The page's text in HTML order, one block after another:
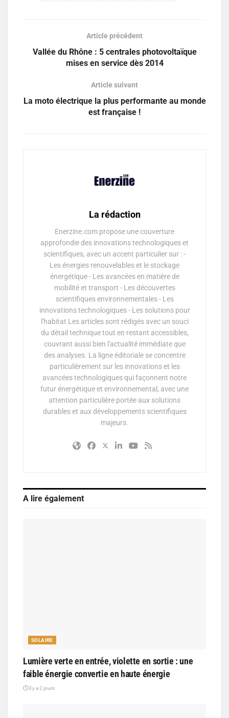
Article précédent
Vallée du Rhône : 5 centrales photovoltaïque
mises en service dès 2014
Article suivant
La moto électrique la plus performante au monde
est française !
La rédaction
Enerzine.com propose une couverture
approfondie des innovations technologiques et
scientifiques, avec un accent particulier sur : -
Les énergies renouvelables et le stockage
énergétique - Les avancées en matière de
mobilité et transport - Les découvertes
scientifiques environnementales - Les
innovations technologiques - Les solutions pour
l'habitat Les articles sont rédigés avec un souci
du détail technique tout en restant accessibles,
couvrant aussi bien l'actualité immédiate que
des analyses. La ligne éditoriale se concentre
particulièrement sur les innovations et les
avancées technologiques qui façonnent notre
futur énergétique et environnemental, avec une
attention particulière portée aux solutions
durables et aux développements scientifiques
majeurs.
A lire également
SOLAIRE
Lumière verte en entrée, violette en sortie : une
faible énergie convertie en haute énergie
il y a 2 jours